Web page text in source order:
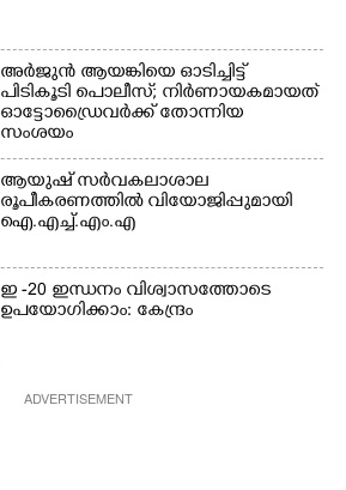
ആർട്ട് ഹബ് ഡയറക്ടർ
ടി.ആർ, സുരേഷ്
തുടങ്ങിയവർ സമീപം
അർജുൻ ആയങ്കിയെ ഓടിച്ചിട്ട്
പിടികൂടി പൊലീസ്; നിർണായകമായത്
ഓട്ടോഡ്രൈവർക്ക് തോന്നിയ
സംശയം
ആയുഷ് സർവകലാശാല
രൂപീകരണത്തിൽ വിയോജിപ്പുമായി
ഐ.എച്ച്.എം.എ
ഇ -20 ഇന്ധനം വിശ്വാസത്തോടെ
ഉപയോഗിക്കാം: കേന്ദ്രം
ADVERTISEMENT